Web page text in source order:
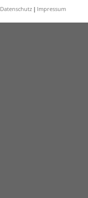
Datenschutz Impressum